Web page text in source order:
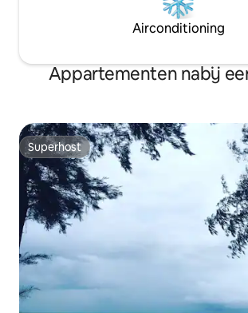
Airconditioning
Appartementen nabij
Superhost
Superhost